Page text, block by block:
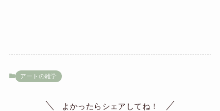
アートの雑学
よかったらシェアしてね！